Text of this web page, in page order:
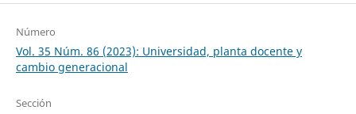
Número
Vol. 35 Núm. 86 (2023): Universidad, planta docente y
cambio generacional
Sección